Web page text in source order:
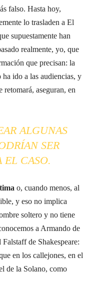
falso. Hasta hoy,
lo trasladen a El
supuestamente han
realmente, yo, que
que precisan: la
ido a las audiencias, y
aseguran, en
ALGUNAS
SER
EL CASO.
o, cuando menos, al
y eso no implica
soltero y no tiene
a Armando de
de Shakespeare:
en los callejones, en el
de la Solano, como